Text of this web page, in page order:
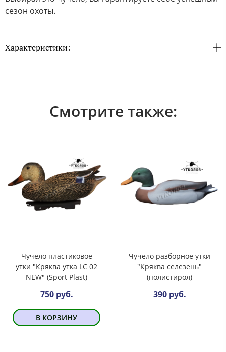
сезон охоты.
Характеристики:
Смотрите также:
Чучело пластиковое
утки "Кряква утка LC 02
NEW" (Sport Plast)
750 руб.
В КОРЗИНУ
Чучело разборное утки
"Кряква селезень"
(полистирол)
390 руб.